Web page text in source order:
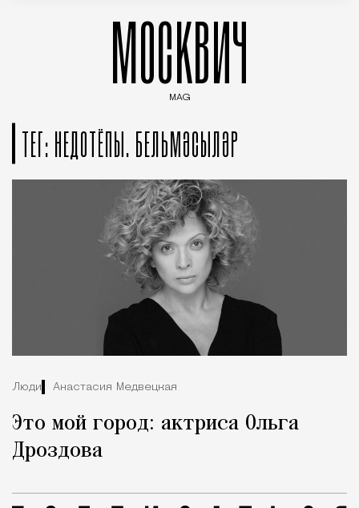
МОСКВИЧ
MAG
ТЕГ: НЕДОТЁПЫ. БЕЛЬМӘСЫЛӘР
Люди Анастасия Медвецкая
Это мой город: актриса Ольга
Дроздова